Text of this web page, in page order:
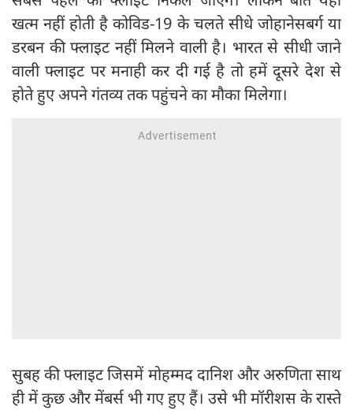
खत्म नहीं होती है कोविड-19 के चलते सीधे जोहानेसबर्ग या
डरबन की फ्लाइट नहीं मिलने वाली है। भारत से सीधी जाने
वाली फ्लाइट पर मनाही कर दी गई है तो हमें दूसरे देश से
होते हुए अपने गंतव्य तक पहुंचने का मौका मिलेगा।
सुबह की फ्लाइट जिसमें मोहम्मद दानिश और अरुणिता साथ
ही में कुछ और मेंबर्स भी गए हुए हैं। उसे भी मॉरीशस के रास्ते